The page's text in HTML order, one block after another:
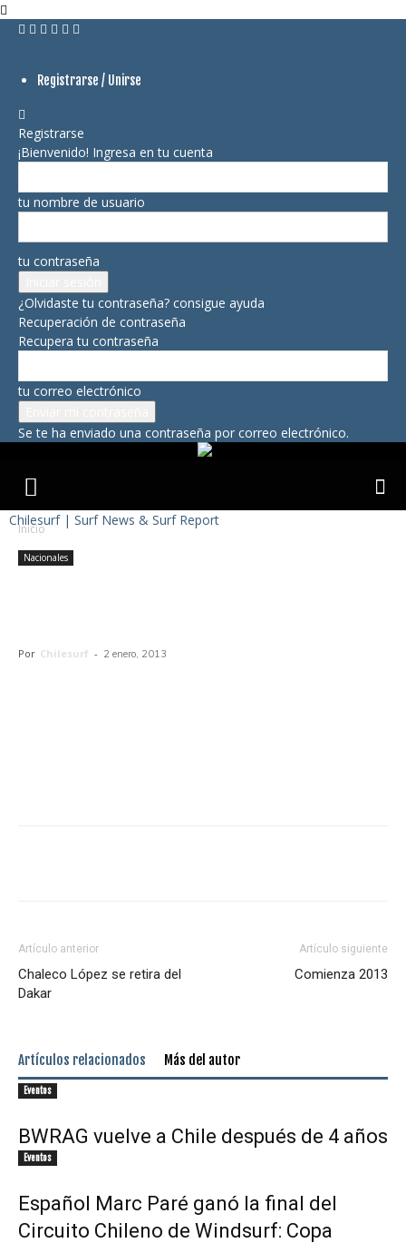
Registrarse / Unirse
Registrarse
¡Bienvenido! Ingresa en tu cuenta
tu nombre de usuario
tu contraseña
¿Olvidaste tu contraseña? consigue ayuda
Recuperación de contraseña
Recupera tu contraseña
tu correo electrónico
Se te ha enviado una contraseña por correo electrónico.
Chilesurf | Surf News & Surf Report
Inicio
Nacionales
Por Chilesurf - 2 enero, 2013
Artículo anterior
Chaleco López se retira del
Dakar
Artículo siguiente
Comienza 2013
Artículos relacionados Más del autor
Eventos
BWRAG vuelve a Chile después de 4 años
Eventos
Español Marc Paré ganó la final del
Circuito Chileno de Windsurf: Copa